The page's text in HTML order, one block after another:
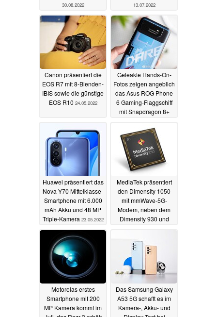
30.08.2022 13.07.2022
Canon präsentiert die
EOS R7 mit 8-Blenden-
IBIS sowie die günstige
EOS R10 24.05.2022
Geleakte Hands-On-
Fotos zeigen angeblich
das Asus ROG Phone
6 Gaming-Flaggschiff
mit Snapdragon 8+
Huawei präsentiert das
Nova Y70 Mittelklasse-
Smartphone mit 6.000
mAh Akku und 48 MP
Triple-Kamera 23.05.2022
MediaTek präsentiert
den Dimensity 1050
mit mmWave-5G-
Modem, neben dem
Dimensity 930 und
Motorolas erstes
Smartphone mit 200
MP Kamera kommt im
Das Samsung Galaxy
A53 5G schafft es im
Kamera-, Akku- und